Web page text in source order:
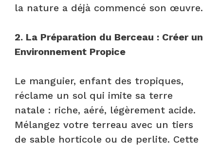
la nature a déjà commencé son œuvre.
2. La Préparation du Berceau : Créer un
Environnement Propice
Le manguier, enfant des tropiques,
réclame un sol qui imite sa terre
natale : riche, aéré, légèrement acide.
Mélangez votre terreau avec un tiers
de sable horticole ou de perlite. Cette